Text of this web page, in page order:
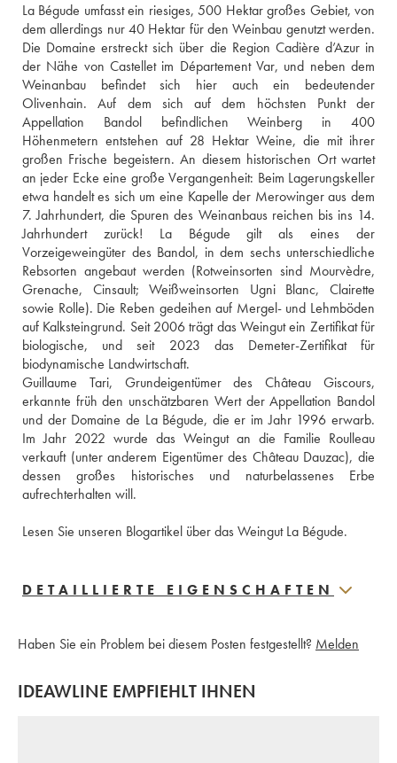
La Bégude umfasst ein riesiges, 500 Hektar großes Gebiet, von
dem allerdings nur 40 Hektar für den Weinbau genutzt werden.
Die Domaine erstreckt sich über die Region Cadière d’Azur in
der Nähe von Castellet im Département Var, und neben dem
Weinanbau befindet sich hier auch ein bedeutender
Olivenhain. Auf dem sich auf dem höchsten Punkt der
Appellation Bandol befindlichen Weinberg in 400
Höhenmetern entstehen auf 28 Hektar Weine, die mit ihrer
großen Frische begeistern. An diesem historischen Ort wartet
an jeder Ecke eine große Vergangenheit: Beim Lagerungskeller
etwa handelt es sich um eine Kapelle der Merowinger aus dem
7. Jahrhundert, die Spuren des Weinanbaus reichen bis ins 14.
Jahrhundert zurück! La Bégude gilt als eines der
Vorzeigeweingüter des Bandol, in dem sechs unterschiedliche
Rebsorten angebaut werden (Rotweinsorten sind Mourvèdre,
Grenache, Cinsault; Weißweinsorten Ugni Blanc, Clairette
sowie Rolle). Die Reben gedeihen auf Mergel- und Lehmböden
auf Kalksteingrund. Seit 2006 trägt das Weingut ein Zertifikat für
biologische, und seit 2023 das Demeter-Zertifikat für
biodynamische Landwirtschaft.
Guillaume Tari, Grundeigentümer des Château Giscours,
erkannte früh den unschätzbaren Wert der Appellation Bandol
und der Domaine de La Bégude, die er im Jahr 1996 erwarb.
Im Jahr 2022 wurde das Weingut an die Familie Roulleau
verkauft (unter anderem Eigentümer des Château Dauzac), die
dessen großes historisches und naturbelassenes Erbe
aufrechterhalten will.
Lesen Sie unseren Blogartikel über das Weingut La Bégude.
DETAILLIERTE EIGENSCHAFTEN
Haben Sie ein Problem bei diesem Posten festgestellt? Melden
IDEAWLINE EMPFIEHLT IHNEN